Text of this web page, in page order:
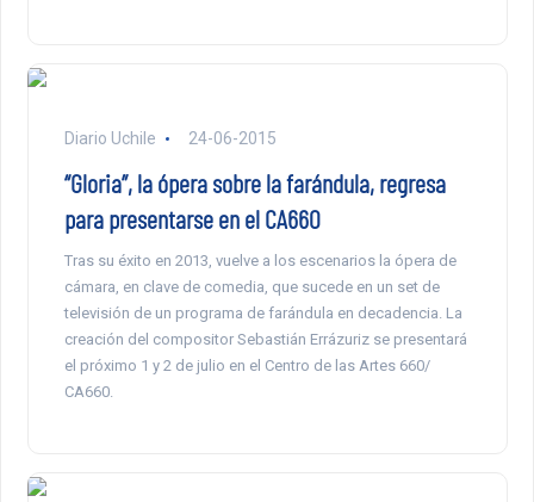
Diario Uchile 24-06-2015
“Gloria”, la ópera sobre la farándula, regresa
para presentarse en el CA660
Tras su éxito en 2013, vuelve a los escenarios la ópera de
cámara, en clave de comedia, que sucede en un set de
televisión de un programa de farándula en decadencia. La
creación del compositor Sebastián Errázuriz se presentará
el próximo 1 y 2 de julio en el Centro de las Artes 660/
CA660.